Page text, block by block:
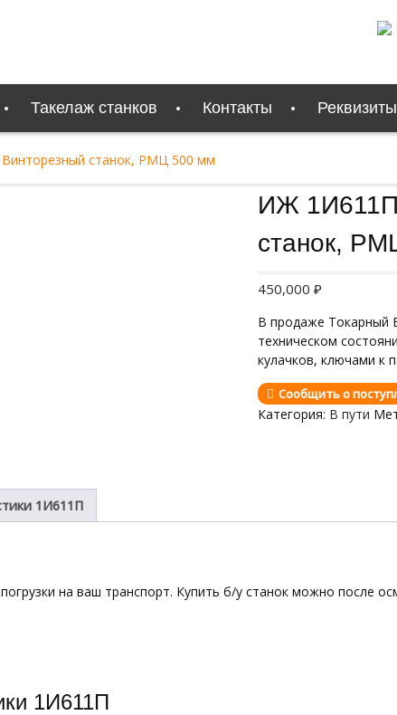
Такелаж станков Контакты Реквизиты
станок, РМЦ 500 мм
ИЖ 1И611П
станок,
450,000 ₽
В продаже Токарный
техническом
кулачков, ключами к
Сообщить о
Категория: В пути
1И611П
на ваш транспорт. Купить б/у станок можно после
1И611П